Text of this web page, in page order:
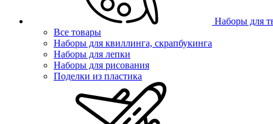
Наборы для
Все товары
Наборы для квиллинга, скрапбукинга
Наборы для лепки
Наборы для рисования
Поделки из пластика